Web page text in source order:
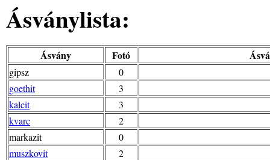
Ásványlista:
Ásvány Fotó
gipsz
0
goethit
3
kalcit
3
kvarc
2
markazit
0
muszkovit
2